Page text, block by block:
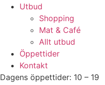
Utbud
Shopping
Mat & Café
Allt utbud
Öppettider
Kontakt
Dagens öppettider: 10 – 19